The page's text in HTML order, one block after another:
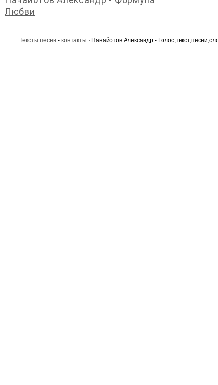
Любви
Тексты песен - контакты · Панайотов Александр -